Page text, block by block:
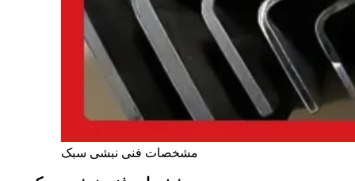
مشخصات فنی نبشی سبک